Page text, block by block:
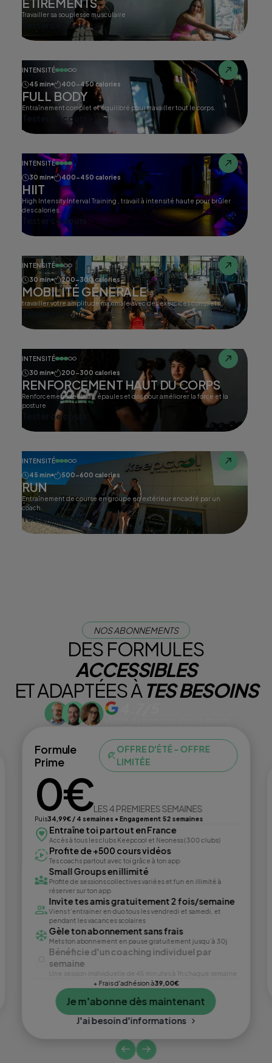
Travailler sa souplesse musculaire
Tester ce cours
INTENSITÉ
45 min
400-450 calories
FULL BODY
Entraînement complet et équilibré pour travailler tout le corps.
Tester ce cours
INTENSITÉ
30 min
400-450 calories
HIIT
High Intensity Interval Training , travail à intensité haute pour brûler
des calories.
Tester ce cours
INTENSITÉ
30 min
200-300 calories
MOBILITÉ GÉNERALE
travailler votre amplitude maximale avec des exercices complets.
Tester ce cours
INTENSITÉ
30 min
200-300 calories
RENFORCEMENT HAUT DU CORPS
Renforcement des bras, épaules et dos pour améliorer la force et la
posture
Tester ce cours
INTENSITÉ
45 min
500-600 calories
RUN
Entraînement de course en groupe en extérieur encadré par un
coach.
Tester ce cours
NOS ABONNEMENTS
DES FORMULES
ACCESSIBLES
ET ADAPTÉES ÀTES BESOINS
Formule
Prime
OFFRE D'ÉTÉ - OFFRE
LIMITÉE
0€LES 4 PREMIERES SEMAINES
Puis34,99€ / 4 semaines • Engagement 52 semaines
Entraîne toi partout en France
Accès à tous les clubs Keepcool et Neoness (300 clubs)
Profite de +500 cours vidéos
Tes coachs partout avec toi grâce à ton app
Small Groups en illimité
Profite de sessions collectives variées et fun en illimité à
réserver sur ton app
Invite tes amis gratuitement 2 fois/semaine
Viens t’entrainer en duo tous les vendredi et samedi, et
pendant les vacances scolaires
Gèle ton abonnement sans frais
Mets ton abonnement en pause gratuitement jusqu’à 30j
Bénéficie d'un coaching individuel par
semaine
Une session individuelle de 45 minutes à 1h chaque semaine
+ Frais d'adhésion à39,00€
Je m'abonne dès maintenant
J'ai besoin d'informations